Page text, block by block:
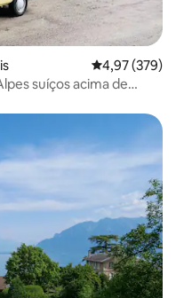
4,97 de uma
4,97 (379)
suíços acima de